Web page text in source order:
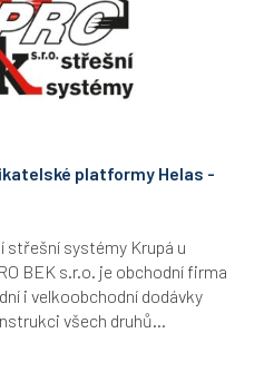
platformy Helas -
střešní systémy Krupá u
BEK s.r.o. je obchodní firma
i velkoobchodní dodávky
všech druhů...